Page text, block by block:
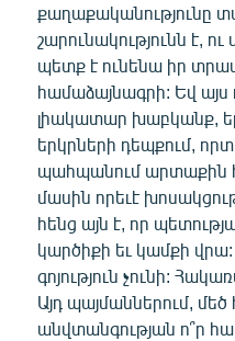
քաղաքականությունը
շարունակությունն է,
պետք է ունենա իր
համաձայնագրի: Եվ այս
լիակատար խաբկանք,
երկրների դեպքում,
պահպանում արտաքին
մասին որեւէ
հենց այն է, որ
կարծիքի եւ կամքի
գոյություն չունի:
Այդ պայմաններում,
անվտանգության ո՞ր